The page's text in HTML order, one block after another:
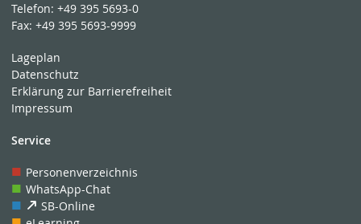
Telefon:+49 395 5693-0
Fax:+49 395 5693-9999
Lageplan
Datenschutz
Erklärung zur Barrierefreiheit
Impressum
Service
Personenverzeichnis
WhatsApp-Chat
SB-Online